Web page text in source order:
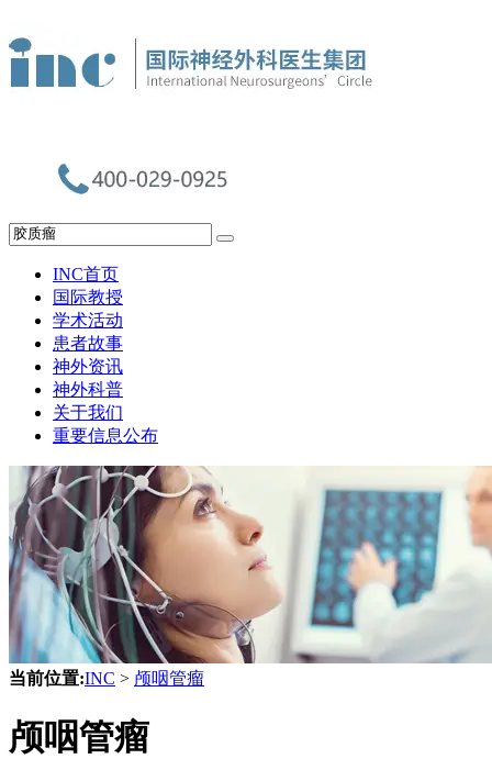
INC首页
国际教授
学术活动
患者故事
神外资讯
神外科普
关于我们
重要信息公布
当前位置:INC > 颅咽管瘤
颅咽管瘤